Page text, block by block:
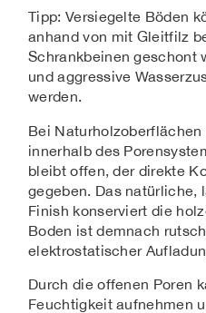
Tipp: Versiegelte Böden
anhand von mit Gleitfilz
Schrankbeinen geschont
und aggressive
werden.
Bei
innerhalb des
bleibt offen, der direkte
gegeben. Das natürliche,
Finish konserviert die
Boden ist demnach
elektrostatischer
Durch die offenen Poren
Feuchtigkeit aufnehmen